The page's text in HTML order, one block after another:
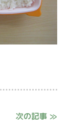
次の記事 ≫